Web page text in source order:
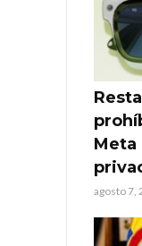
Meta
agosto 7,